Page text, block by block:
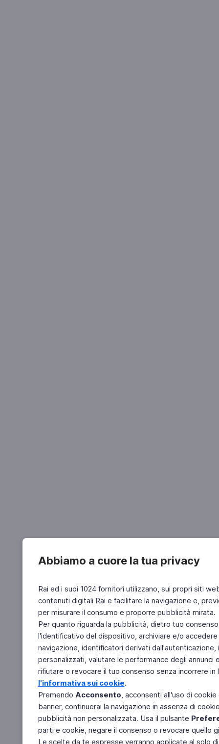
Abbiamo a cuore la tua privacy
Rai ed i suoi 1024 fornitori utilizzano, sui propri siti
contenuti digitali Rai e facilitare la navigazione e,
per misurare il consumo e proporre pubblicità mirata.
Per quanto riguarda la pubblicità, dietro tuo
l'identificativo del dispositivo, archiviare e/o
navigazione, identificatori derivati
personalizzati, valutare le performance degli
rifiutare o revocare il tuo consenso senza incorrere
l'informativa sui cookie.
Premendo Acconsento, acconsenti all'uso di
banner, continuerai la navigazione in assenza di
pubblicità non personalizzata. Usa il pulsante
parti e cookie, negare il consenso o revocare quello
Le scelte da te espresse verranno applicate al solo